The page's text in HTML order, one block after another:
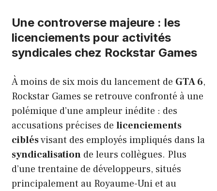
Une controverse majeure : les
licenciements pour activités
syndicales chez Rockstar Games
À moins de six mois du lancement de GTA 6,
Rockstar Games se retrouve confronté à une
polémique d’une ampleur inédite : des
accusations précises de licenciements
ciblésvisant des employés impliqués dans la
syndicalisation de leurs collègues. Plus
d’une trentaine de développeurs, situés
principalement au Royaume-Uni et au